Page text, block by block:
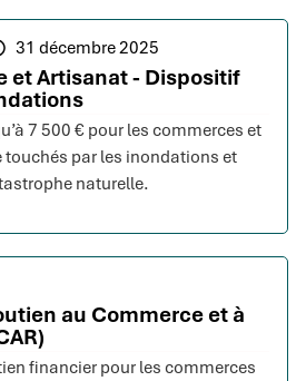
31 décembre 2025
et Artisanat - Dispositif
7 500 € pour les commerces et
touchés par les inondations et
naturelle.
au Commerce et à
financier pour les commerces